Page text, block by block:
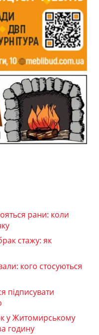
рани: коли
стажу: як
кого стосуються
підписувати
у Житомирському
годину